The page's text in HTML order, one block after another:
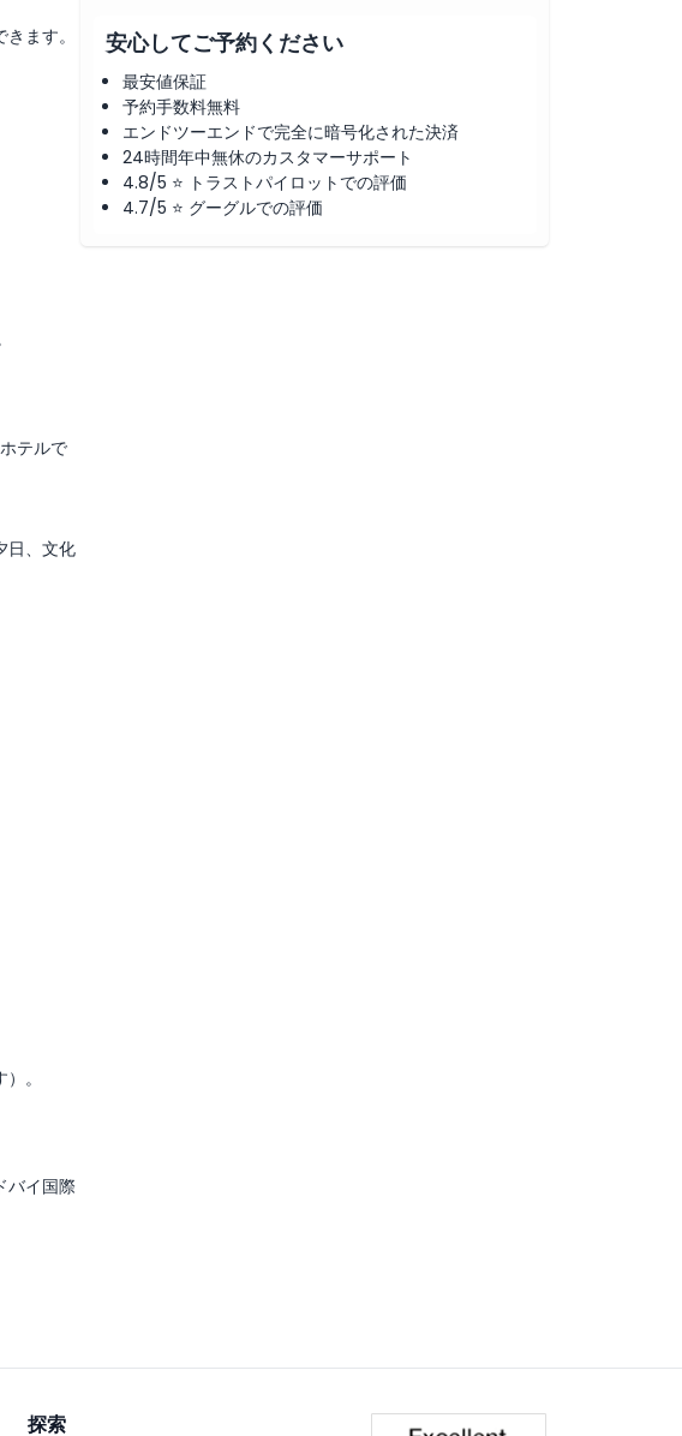
ます。
テルで
日、文化
。
バイ国際
安心してご予約ください
最安値保証
予約手数料無料
エンドツーエンドで完全に暗号化された決済
24時間年中無休のカスタマーサポート
4.8/5 ⭐ トラストパイロットでの評価
4.7/5 ⭐ グーグルでの評価
探索